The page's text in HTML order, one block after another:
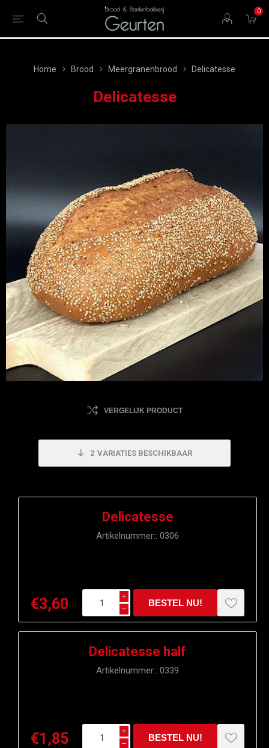
0
Home Brood Meergranenbrood Delicatesse
Delicatesse
VERGELIJK PRODUCT
2 VARIATIES BESCHIKBAAR
Delicatesse
Artikelnummer:: 0306
€3,60 i
h
Delicatesse half
Artikelnummer:: 0339
€1,85 i
h